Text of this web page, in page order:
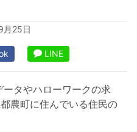
月25日
LINE
タやハローワークの求
農町に住んでいる住民の